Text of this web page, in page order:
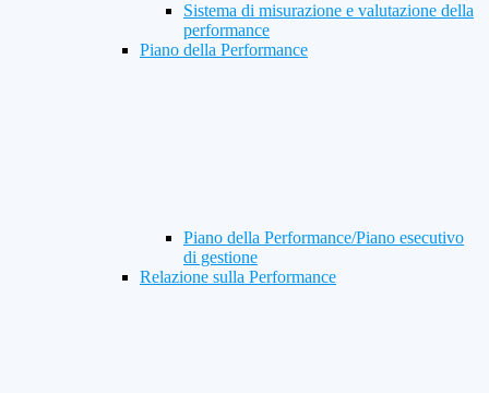
Sistema di misurazione e valutazione della
performance
Piano della Performance
Piano della Performance/Piano esecutivo
di gestione
Relazione sulla Performance